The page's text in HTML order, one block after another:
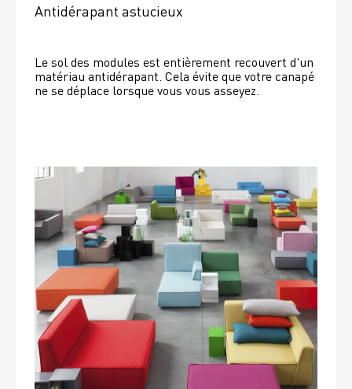
Antidérapant astucieux
Le sol des modules est entièrement recouvert d'un
matériau antidérapant. Cela évite que votre canapé
ne se déplace lorsque vous vous asseyez.